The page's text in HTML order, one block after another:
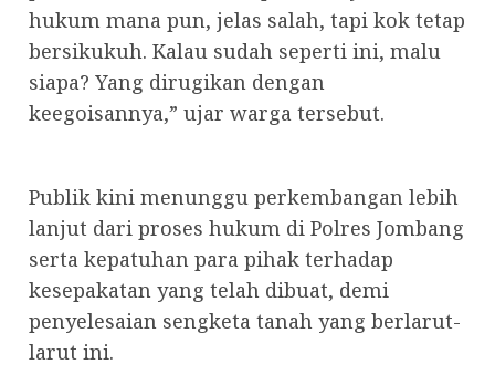
hukum mana pun, jelas salah, tapi kok tetap
bersikukuh. Kalau sudah seperti ini, malu
siapa? Yang dirugikan dengan
keegoisannya,” ujar warga tersebut.
Publik kini menunggu perkembangan lebih
lanjut dari proses hukum di Polres Jombang
serta kepatuhan para pihak terhadap
kesepakatan yang telah dibuat, demi
penyelesaian sengketa tanah yang berlarut-
larut ini.